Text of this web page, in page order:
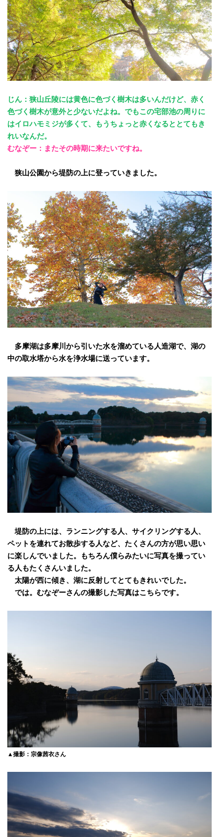
じん：狭山丘陵には黄色に色づく樹木は多いんだけど、赤く
色づく樹木が意外と少ないだよね。でもこの宅部池の周りに
はイロハモミジが多くて、もうちょっと赤くなるととてもき
れいなんだ。
むなぞー：またその時期に来たいですね。
狭山公園から堤防の上に登っていきました。
多摩湖は多摩川から引いた水を溜めている人造湖で、湖の
中の取水塔から水を浄水場に送っています。
堤防の上には、ランニングする人、サイクリングする人、
ペットを連れてお散歩する人など、たくさんの方が思い思い
に楽しんでいました。もちろん僕らみたいに写真を撮ってい
る人もたくさんいました。
太陽が西に傾き、湖に反射してとてもきれいでした。
では。むなぞーさんの撮影した写真はこちらです。
▲撮影：宗像茜衣さん